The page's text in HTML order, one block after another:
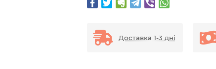
Доставка 1-3 дні